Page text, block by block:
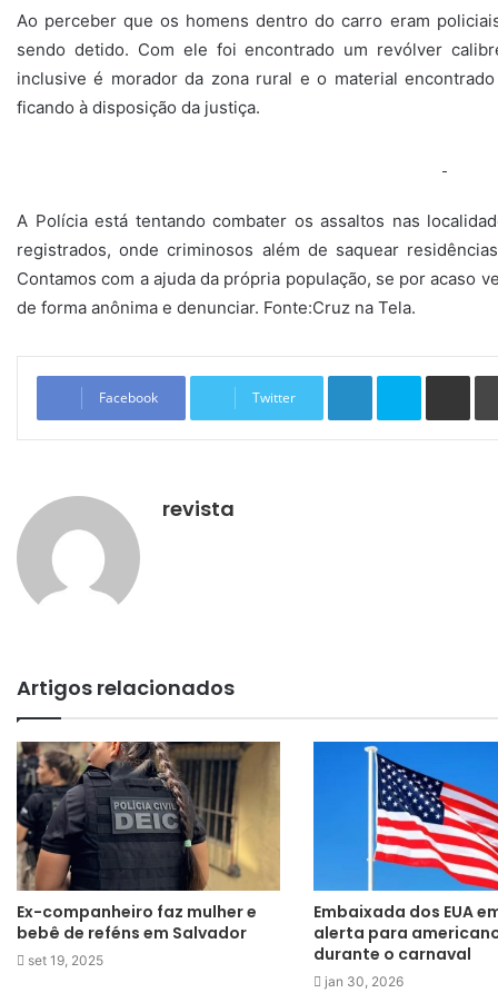
Ao perceber que os homens dentro do carro eram
sendo detido. Com ele foi encontrado um revólver
inclusive é morador da zona rural e o material
ficando à disposição da justiça.
A Polícia está tentando combater os assaltos nas
registrados, onde criminosos além de saquear
Contamos com a ajuda da própria população, se por acaso
de forma anônima e denunciar. Fonte:Cruz na Tela.
Facebook Twitter
Linkedin Skype
revista
Artigos relacionados
Ex-companheiro faz mulher e
bebê de reféns em Salvador
set 19, 2025
Embaixada dos EUA
alerta para
durante o carnaval
jan 30, 2026